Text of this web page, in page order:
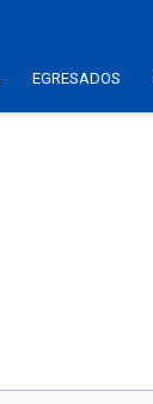
EGRESADOS